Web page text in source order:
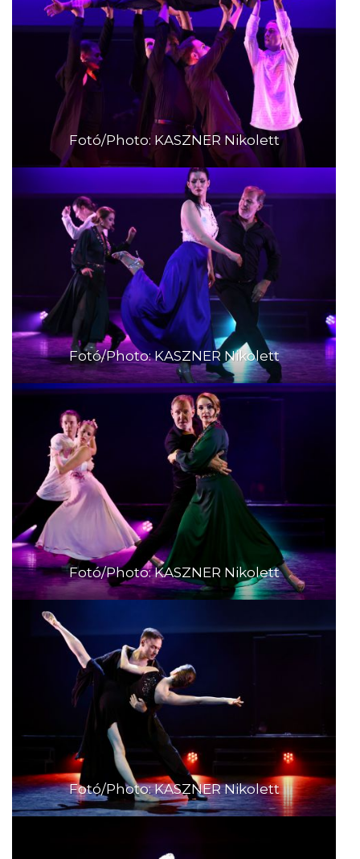
Fotó/Photo: KASZNER Nikolett
Fotó/Photo: KASZNER Nikolett
Fotó/Photo: KASZNER Nikolett
Fotó/Photo: KASZNER Nikolett